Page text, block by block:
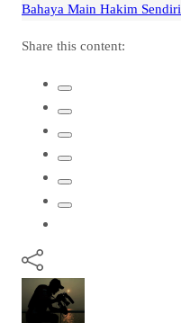
Bahaya Main Hakim Sendiri
Share this content: